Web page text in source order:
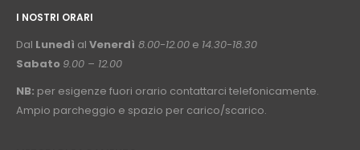
I NOSTRI ORARI
Dal Lunedì al Venerdì 8.00-12.00 e 14.30-18.30
Sabato 9.00 – 12.00
NB: per esigenze fuori orario contattarci telefonicamente.
Ampio parcheggio e spazio per carico/scarico.